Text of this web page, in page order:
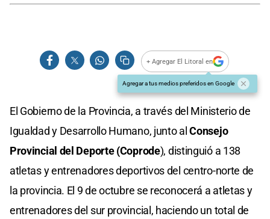
+ Agregar El Litoral en
Agregar a tus medios preferidos en Google
El Gobierno de la Provincia, a través del Ministerio de
Igualdad y Desarrollo Humano, junto alConsejo
Provincial del Deporte (Coprode), distinguió a 138
atletas y entrenadores deportivos del centro-norte de
la provincia. El 9 de octubre se reconocerá a atletas y
entrenadores del sur provincial, haciendo un total de